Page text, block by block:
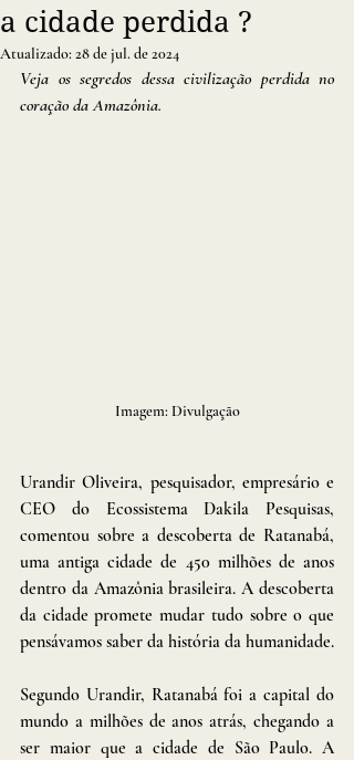
a cidade perdida ?
Atualizado: 28 de jul. de 2024
Veja os segredos dessa civilização perdida no
coração da Amazônia.
Imagem: Divulgação
Urandir Oliveira, pesquisador, empresário e
CEO do Ecossistema Dakila Pesquisas,
comentou sobre a descoberta de Ratanabá,
uma antiga cidade de 450 milhões de anos
dentro da Amazônia brasileira. A descoberta
da cidade promete mudar tudo sobre o que
pensávamos saber da história da humanidade.
Segundo Urandir, Ratanabá foi a capital do
mundo a milhões de anos atrás, chegando a
ser maior que a cidade de São Paulo. A